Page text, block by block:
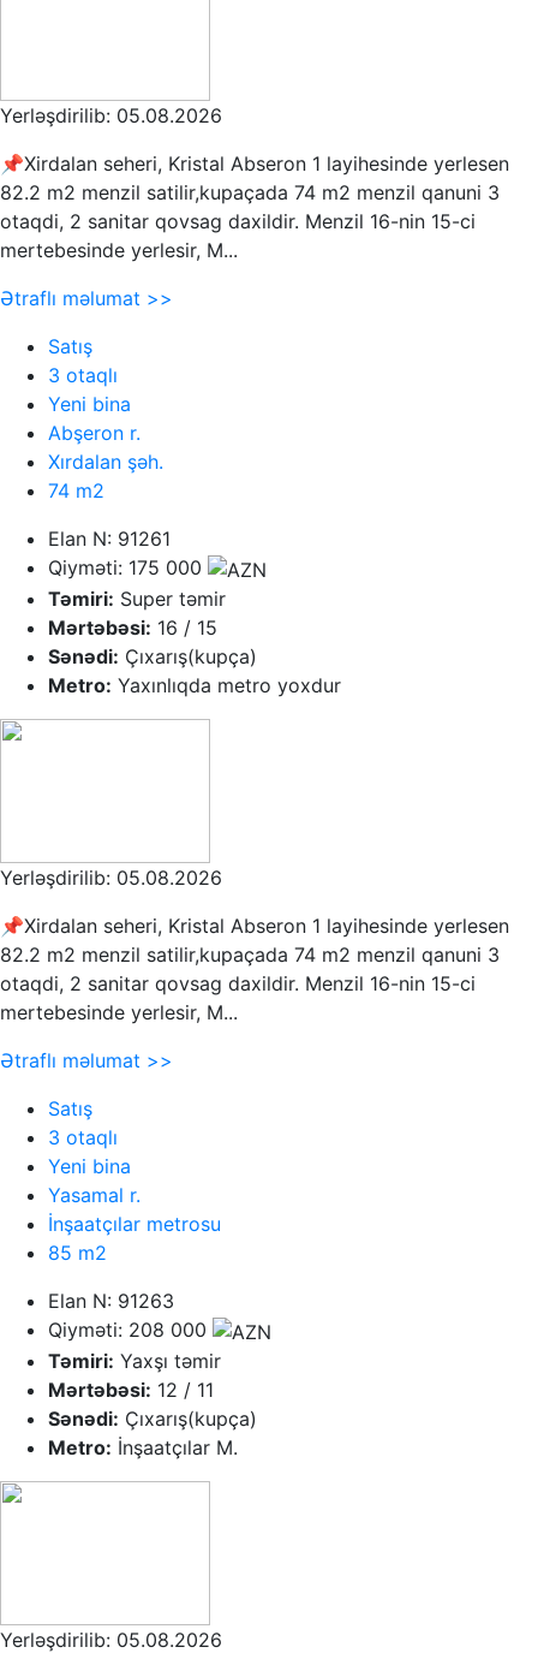
Yerləşdirilib: 05.08.2026
📌Xirdalan seheri, Kristal Abseron 1 layihesinde yerlesen
82.2 m2 menzil satilir,kupaçada 74 m2 menzil qanuni 3
otaqdi, 2 sanitar qovsag daxildir. Menzil 16-nin 15-ci
mertebesinde yerlesir, M...
Ətraflı məlumat >>
Satış
3 otaqlı
Yeni bina
Abşeron r.
Xırdalan şəh.
74 m2
Elan N: 91261
Qiyməti: 175 000
Təmiri: Super təmir
Mərtəbəsi: 16 / 15
Sənədi: Çıxarış(kupça)
Metro: Yaxınlıqda metro yoxdur
Yerləşdirilib: 05.08.2026
📌Xirdalan seheri, Kristal Abseron 1 layihesinde yerlesen
82.2 m2 menzil satilir,kupaçada 74 m2 menzil qanuni 3
otaqdi, 2 sanitar qovsag daxildir. Menzil 16-nin 15-ci
mertebesinde yerlesir, M...
Ətraflı məlumat >>
Satış
3 otaqlı
Yeni bina
Yasamal r.
İnşaatçılar metrosu
85 m2
Elan N: 91263
Qiyməti: 208 000
Təmiri: Yaxşı təmir
Mərtəbəsi: 12 / 11
Sənədi: Çıxarış(kupça)
Metro: İnşaatçılar M.
Yerləşdirilib: 05.08.2026